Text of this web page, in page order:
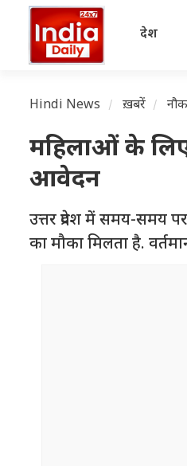
देश
Hindi News ख़बरें
महिलाओं के
आवेदन
उत्तर प्रदेश में समय-समय
का मौका मिलता है.